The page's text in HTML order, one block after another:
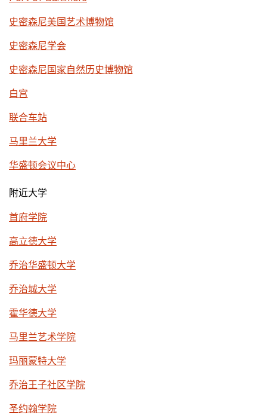
史密森尼美国艺术博物馆
史密森尼学会
史密森尼国家自然历史博物馆
白宫
联合车站
马里兰大学
华盛顿会议中心
附近大学
首府学院
高立德大学
乔治华盛顿大学
乔治城大学
霍华德大学
马里兰艺术学院
玛丽蒙特大学
乔治王子社区学院
圣约翰学院